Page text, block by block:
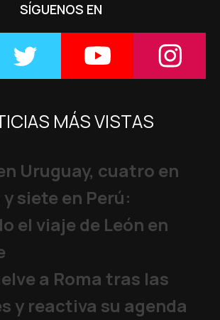
SÍGUENOS EN
MÁS VISTAS
Uruguay, cuatro en
siete en Perú:
el viaje de León en
a Roma tras las
y reactiva su agenda